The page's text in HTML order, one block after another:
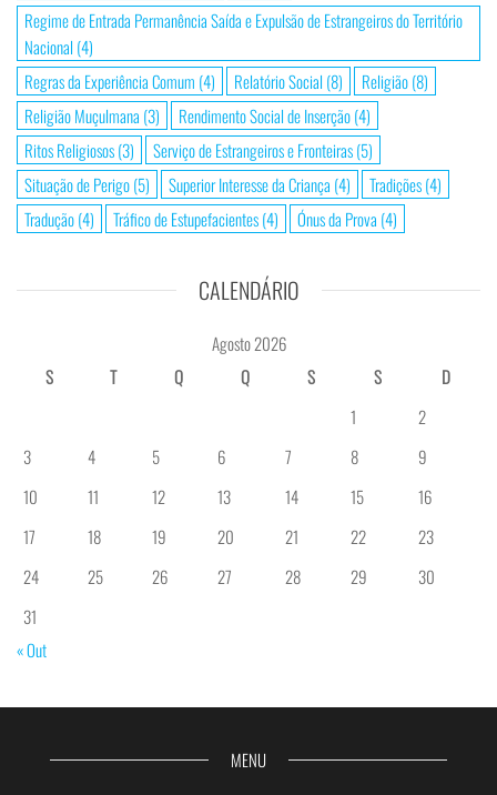
Regime de Entrada Permanência Saída e Expulsão de Estrangeiros do Território
Nacional (4)
Regras da Experiência Comum (4) Relatório Social (8) Religião(8)
Religião Muçulmana (3) Rendimento Social de Inserção(4)
Ritos Religiosos(3) Serviço de Estrangeiros e Fronteiras(5)
Situação de Perigo(5) Superior Interesse da Criança (4) Tradições(4)
Tradução(4) Tráfico de Estupefacientes(4) Ónus da Prova (4)
CALENDÁRIO
Agosto 2026
S
T Q Q S S
D
1
2
3
4 5 6 7 8
9
10
11 12 13 14 15
16
17
18 19 20 21 22
23
24
25 26 27 28 29
30
31
« Out
MENU